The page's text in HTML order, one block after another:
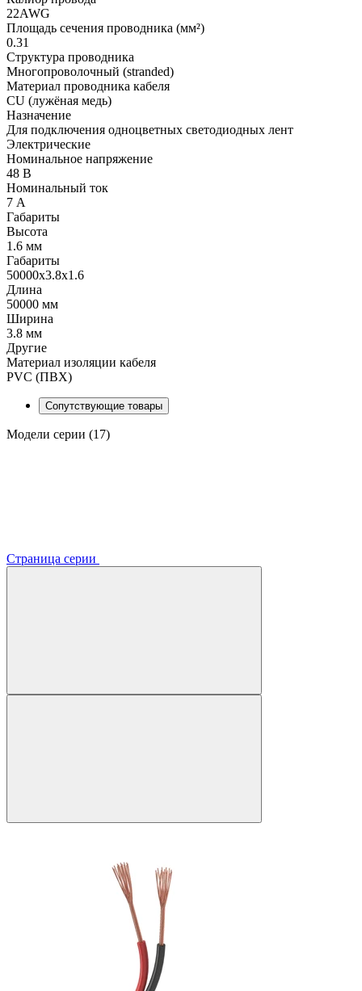
22AWG
Площадь сечения проводника (мм²)
0.31
Структура проводника
Многопроволочный (stranded)
Материал проводника кабеля
CU (лужёная медь)
Назначение
Для подключения одноцветных светодиодных лент
Электрические
Номинальное напряжение
48 В
Номинальный ток
7 А
Габариты
Высота
1.6 мм
Габариты
50000x3.8x1.6
Длина
50000 мм
Ширина
3.8 мм
Другие
Материал изоляции кабеля
PVC (ПВХ)
Сопутствующие товары
Модели серии (17)
Страница серии